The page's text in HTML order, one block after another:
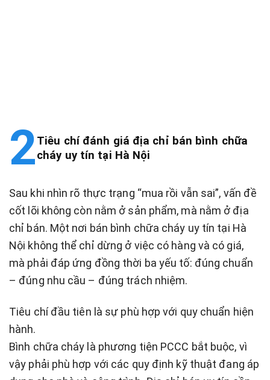
Tiêu chí đánh giá địa chỉ bán bình chữa
cháy uy tín tại Hà Nội
Sau khi nhìn rõ thực trạng “mua rồi vẫn sai”, vấn đề
cốt lõi không còn nằm ở sản phẩm, mà nằm ở địa
chỉ bán. Một nơi bán bình chữa cháy uy tín tại Hà
Nội không thể chỉ dừng ở việc có hàng và có giá,
mà phải đáp ứng đồng thời ba yếu tố: đúng chuẩn
– đúng nhu cầu – đúng trách nhiệm.
Tiêu chí đầu tiên là sự phù hợp với quy chuẩn hiện
hành.
Bình chữa cháy là phương tiện PCCC bắt buộc, vì
vậy phải phù hợp với các quy định kỹ thuật đang áp